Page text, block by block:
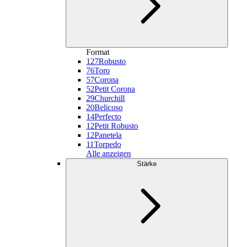
Format
127Robusto
76Toro
57Corona
52Petit Corona
29Churchill
20Belicoso
14Perfecto
12Petit Robusto
12Panetela
11Torpedo
Alle anzeigen
Stärke